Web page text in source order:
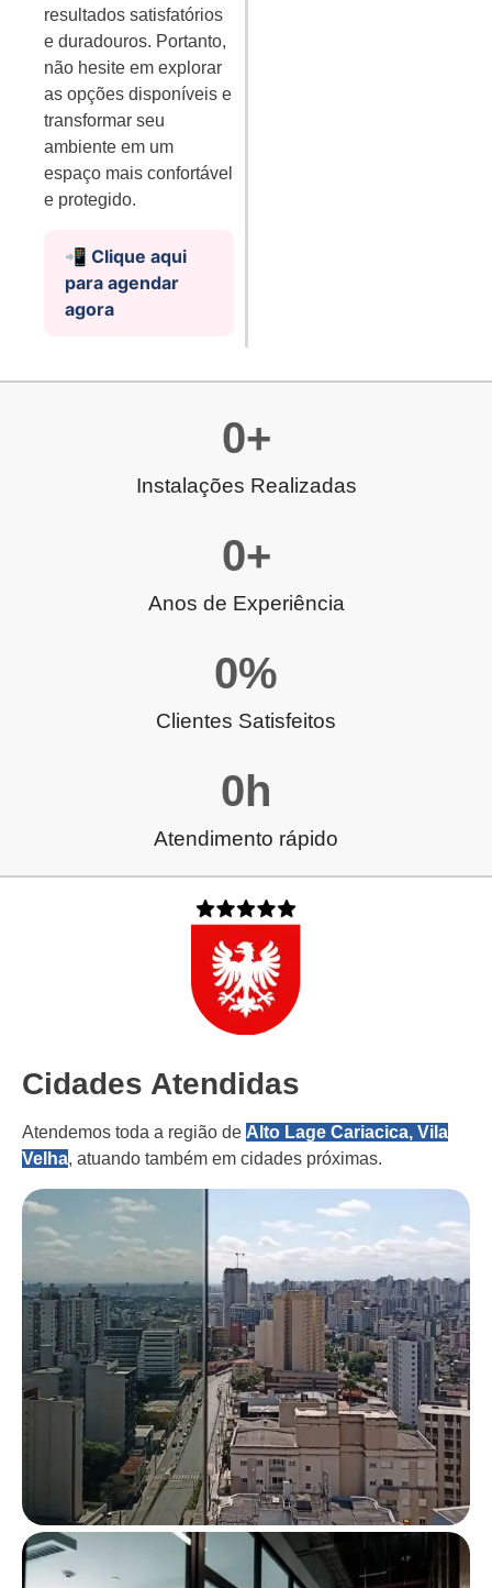
resultados satisfatórios
e duradouros. Portanto,
não hesite em explorar
as opções disponíveis e
transformar seu
ambiente em um
espaço mais confortável
e protegido.
📲 Clique aqui
para agendar
agora
Instalações Realizadas
0+
Anos de Experiência
0+
Clientes Satisfeitos
0%
Atendimento rápido
0h
Cidades Atendidas
Atendemos toda a região de Alto Lage Cariacica, Vila
Velha, atuando também em cidades próximas.